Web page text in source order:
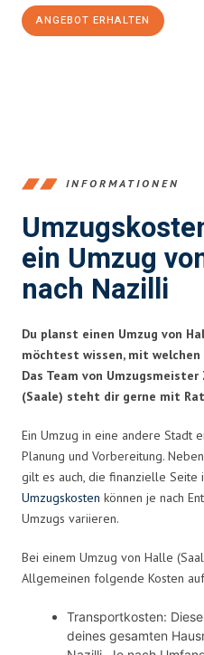
ANGEBOT ERHALTEN
INFORMATIONEN
ein Umzug
nach Nazilli
Du planst einen Umzug von
möchtest wissen, mit
Das Team von
(Saale) steht dir gerne mit
Ein Umzug in eine andere Stadt
Planung und Vorbereitung.
gilt es auch, die finanzielle Seite
Umzugskosten können je nach
Umzugs variieren.
Bei einem Umzug von Halle
Allgemeinen folgende Kosten
Transportkosten:
deines gesamten